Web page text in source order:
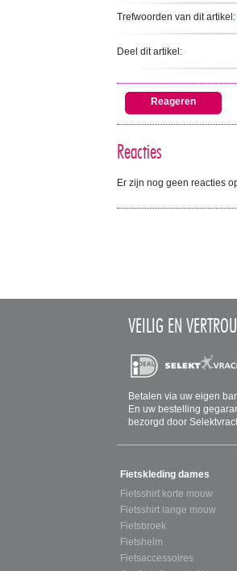
Trefwoorden van dit artikel:
Deel dit artikel:
Reageren
Reacties
Er zijn nog geen reacties
VEILIG EN
Betalen via uw eigen
En uw bestelling
bezorgd door
SITEMAP
Fietskleding dames
Fietsshirt korte mouw
Fietsshirt lange mouw
Fietsbroek
Fietshelm
Fietsaccessoires